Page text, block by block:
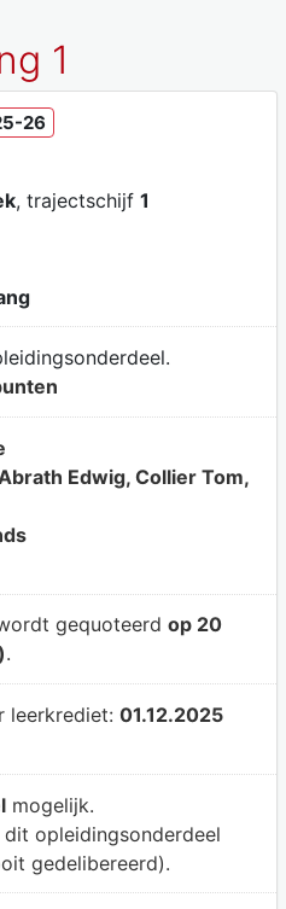
1
26
, trajectschijf 1
Edwig, Collier Tom,
gequoteerd op 20
.
leerkrediet: 01.12.2025
mogelijk.
dit opleidingsonderdeel
gedelibereerd).